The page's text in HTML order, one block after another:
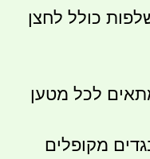
כולל לחצן
לכל מטען
מקופלים